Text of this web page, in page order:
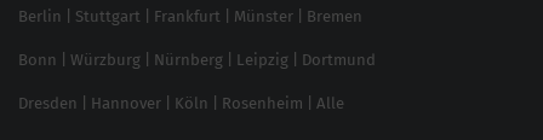
SEO für Online Shops
Brand Monitoring 2025
Berlin Stuttgart Frankfurt Münster Bremen
Bonn Würzburg Nürnberg Leipzig Dortmund
Dresden Hannover Köln Rosenheim Alle